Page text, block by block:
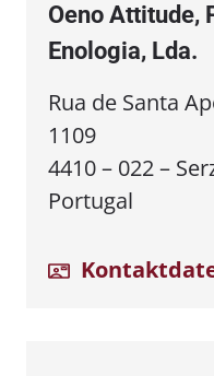
Oeno Attitude,
Enologia, Lda.
Rua de Santa
1109
4410 – 022 –
Portugal